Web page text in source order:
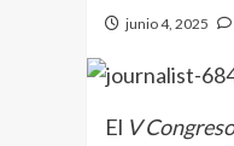
junio 4, 2025
El V